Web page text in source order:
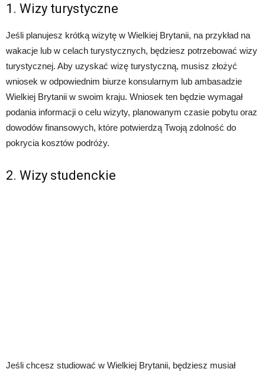
1. Wizy turystyczne
Jeśli planujesz krótką wizytę w Wielkiej Brytanii, na przykład na
wakacje lub w celach turystycznych, będziesz potrzebować wizy
turystycznej. Aby uzyskać wizę turystyczną, musisz złożyć
wniosek w odpowiednim biurze konsularnym lub ambasadzie
Wielkiej Brytanii w swoim kraju. Wniosek ten będzie wymagał
podania informacji o celu wizyty, planowanym czasie pobytu oraz
dowodów finansowych, które potwierdzą Twoją zdolność do
pokrycia kosztów podróży.
2. Wizy studenckie
Jeśli chcesz studiować w Wielkiej Brytanii, będziesz musiał